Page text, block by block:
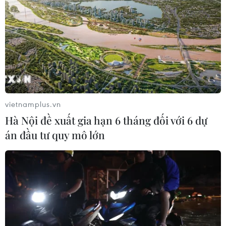
CƠ QUAN CHỦ QUẢN: THÔNG TẤN XÃ VIỆT NAM
Tổng Biên tập: TRẦN TIẾN DUẨN
Phó Tổng Biên tập: NGUYỄN THỊ TÁM, KHÚC THANH
THỦY
Sở hữu trí tuệ
RSS
Hỗ trợ
Ngôn ngữ
TTXVN
Dịch vụ tin
Quảng cáo
Liên hệ
vietnamplus.vn
Hà Nội đề xuất gia hạn 6 tháng đối với 6 dự
án đầu tư quy mô lớn